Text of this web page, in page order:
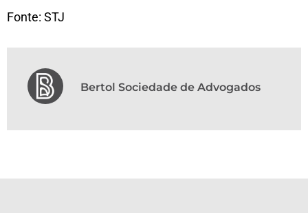
Fonte: STJ
Bertol Sociedade de Advogados